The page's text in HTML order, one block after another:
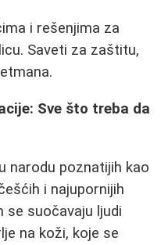
i rešenjima za
Saveti za zaštitu,
Sve što treba da
narodu poznatijih kao
i najupornijih
se suočavaju ljudi
na koži, koje se